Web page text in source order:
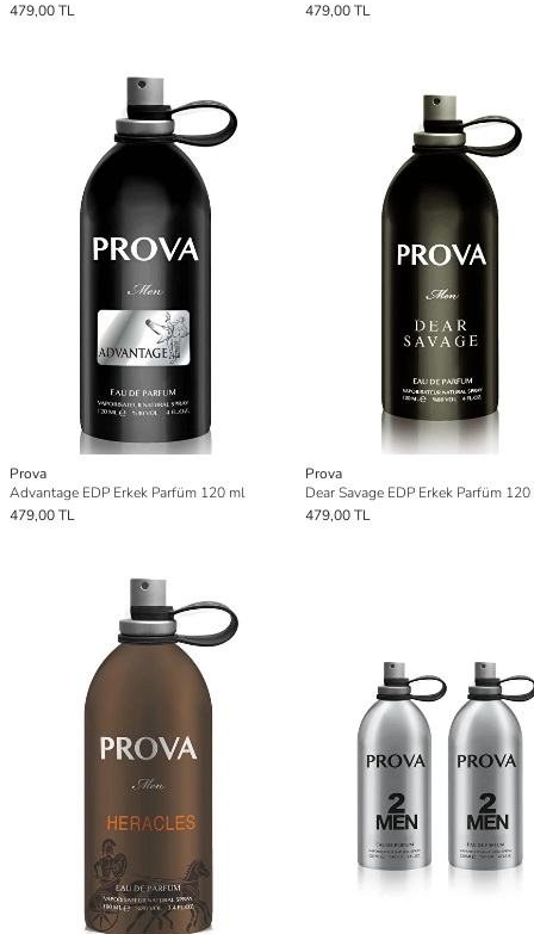
479,00 TL
479,00 TL
Prova
Advantage EDP Erkek Parfüm 120 ml
479,00 TL
Prova
Dear Savage EDP Erkek Parfüm
479,00 TL